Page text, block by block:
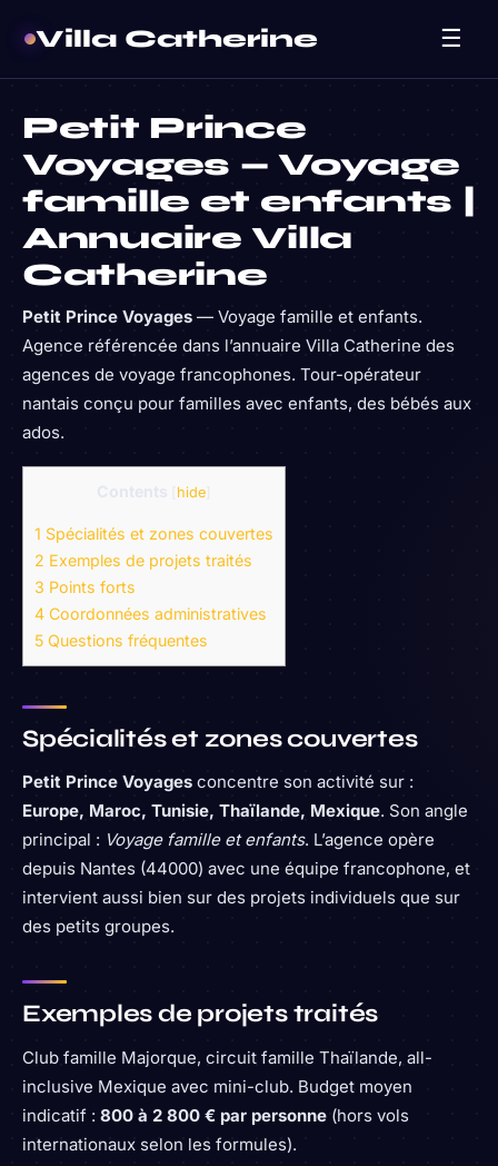
Villa Catherine ☰
Petit Prince
Voyages — Voyage
famille et enfants |
Annuaire Villa
Catherine
Petit Prince Voyages — Voyage famille et enfants.
Agence référencée dans l’annuaire Villa Catherine des
agences de voyage francophones. Tour-opérateur
nantais conçu pour familles avec enfants, des bébés aux
ados.
hide
1 Spécialités et zones couvertes
2 Exemples de projets traités
3 Points forts
4 Coordonnées administratives
5 Questions fréquentes
Spécialités et zones couvertes
Petit Prince Voyages concentre son activité sur :
Europe, Maroc, Tunisie, Thaïlande, Mexique. Son angle
principal : Voyage famille et enfants. L’agence opère
depuis Nantes (44000) avec une équipe francophone, et
intervient aussi bien sur des projets individuels que sur
des petits groupes.
Exemples de projets traités
Club famille Majorque, circuit famille Thaïlande, all-
inclusive Mexique avec mini-club. Budget moyen
indicatif : 800 à 2 800 € par personne (hors vols
internationaux selon les formules).